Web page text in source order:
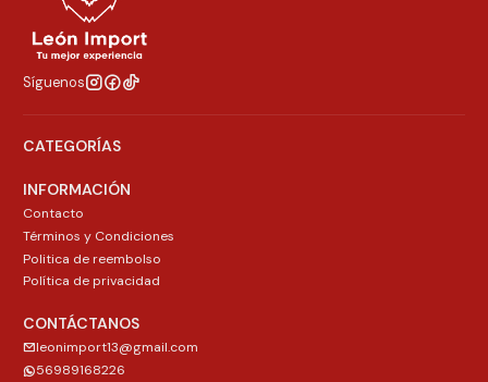
Síguenos
CATEGORÍAS
INFORMACIÓN
Contacto
Términos y Condiciones
Politica de reembolso
Política de privacidad
CONTÁCTANOS
leonimport13@gmail.com
56989168226